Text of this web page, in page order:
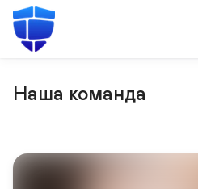
Наша команда